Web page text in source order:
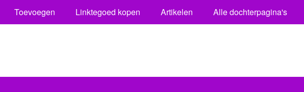
Toevoegen Linktegoed kopen Artikelen Alle dochterpagina's